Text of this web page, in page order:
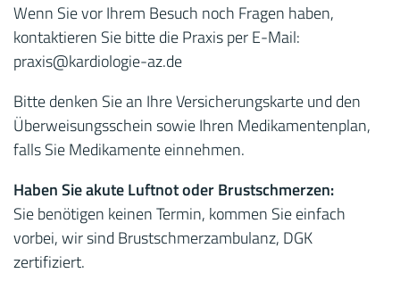
Wenn Sie vor Ihrem Besuch noch Fragen haben,
kontaktieren Sie bitte die Praxis per E-Mail:
praxis@kardiologie-az.de
Bitte denken Sie an Ihre Versicherungskarte und den
Überweisungsschein sowie Ihren Medikamentenplan,
falls Sie Medikamente einnehmen.
Haben Sie akute Luftnot oder Brustschmerzen:
Sie benötigen keinen Termin, kommen Sie einfach
vorbei, wir sind Brustschmerzambulanz, DGK
zertifiziert.